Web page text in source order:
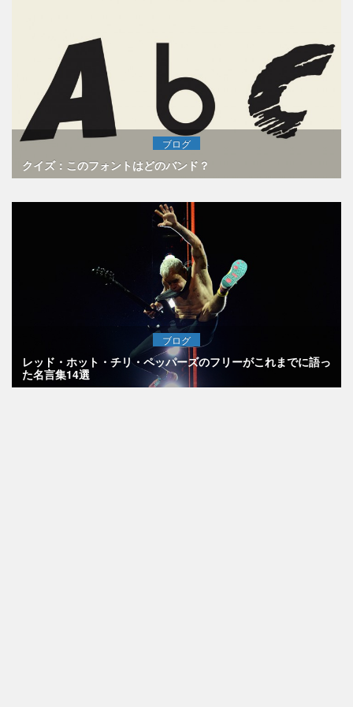
ブログ
クイズ：このフォントはどのバンド？
ブログ
レッド・ホット・チリ・ペッパーズのフリーがこれまでに語っ
た名言集14選